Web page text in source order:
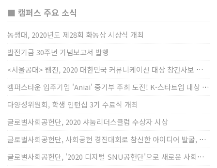
■ 캠퍼스 주요 소식
농생대, 2020년도 제28회 화농상 시상식 개최
발전기금 30주년 기념보고서 발행
<서울공대> 웹진, 2020 대한민국 커뮤니케이션 대상 창간사보 부문 최우수상 선정
캠퍼스타운 입주기업 'Aniai' 중기부 주최 도전! K-스타트업 대상 수상
다양성위원회, 학생 인턴십 3기 수료식 개최
글로벌사회공헌단, 2020 샤눔리더스클럽 수상자 시상
글로벌사회공헌단, 사회공헌 경진대회로 참신한 아이디어 발굴, 지원
글로벌사회공헌단, '2020 디지털 SNU공헌단'으로 새로운 사회공헌에 도전